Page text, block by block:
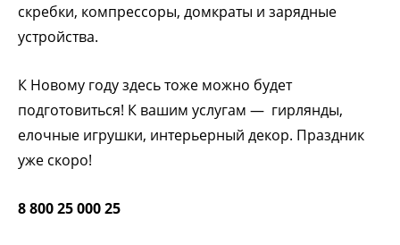
скребки, компрессоры, домкраты и зарядные
устройства.
К Новому году здесь тоже можно будет
подготовиться! К вашим услугам — гирлянды,
елочные игрушки, интерьерный декор. Праздник
уже скоро!
8 800 25 000 25